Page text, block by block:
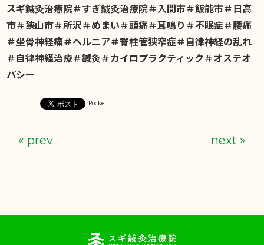
スギ鍼灸治療院＃すぎ鍼灸治療院＃入間市＃飯能市＃日高
市＃狭山市＃所沢＃めまい＃頭痛＃耳鳴り＃不眠症＃腰痛
＃坐骨神経痛＃ヘルニア＃脊柱管狭窄症＃自律神経の乱れ
＃自律神経治療＃鍼灸＃カイロプラクティック＃オステオ
パシー
Pocket
« prev next »